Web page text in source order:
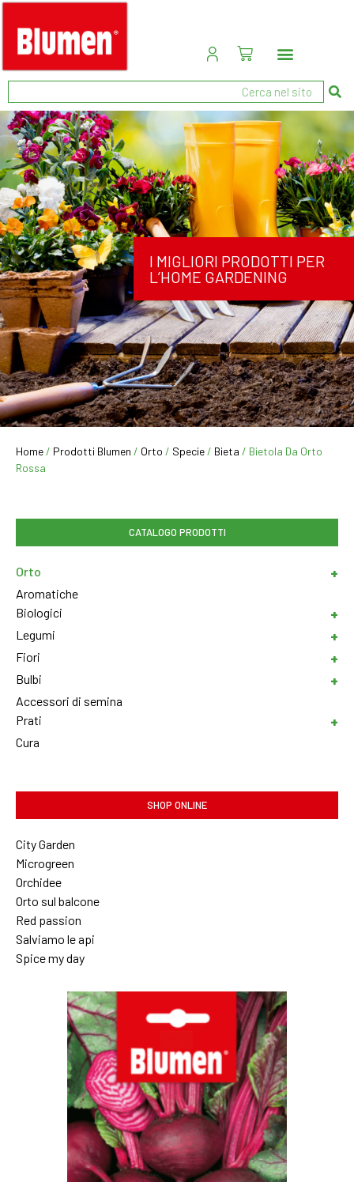
I MIGLIORI PRODOTTI PER
L’HOME GARDENING
Home / Prodotti Blumen / Orto / Specie / Bieta / Bietola Da Orto
Rossa
CATALOGO PRODOTTI
Orto
Aromatiche
Biologici
Legumi
Fiori
Bulbi
Accessori di semina
Prati
Cura
SHOP ONLINE
City Garden
Microgreen
Orchidee
Orto sul balcone
Red passion
Salviamo le api
Spice my day